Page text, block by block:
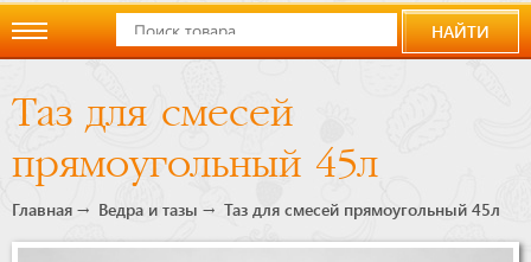
компании
Новости
Купить
НАЙТИ
Таз для смесей
прямоугольный 45л
Главная Ведра и тазы Таз для смесей прямоугольный 45л